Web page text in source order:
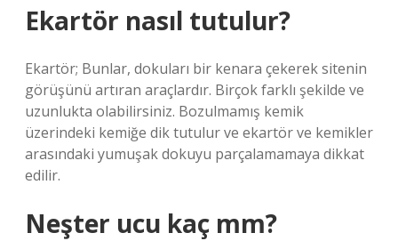
Ekartör nasıl tutulur?
Ekartör; Bunlar, dokuları bir kenara çekerek sitenin
görüşünü artıran araçlardır. Birçok farklı şekilde ve
uzunlukta olabilirsiniz. Bozulmamış kemik
üzerindeki kemiğe dik tutulur ve ekartör ve kemikler
arasındaki yumuşak dokuyu parçalamamaya dikkat
edilir.
Neşter ucu kaç mm?